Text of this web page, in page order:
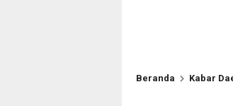
Beranda Kabar